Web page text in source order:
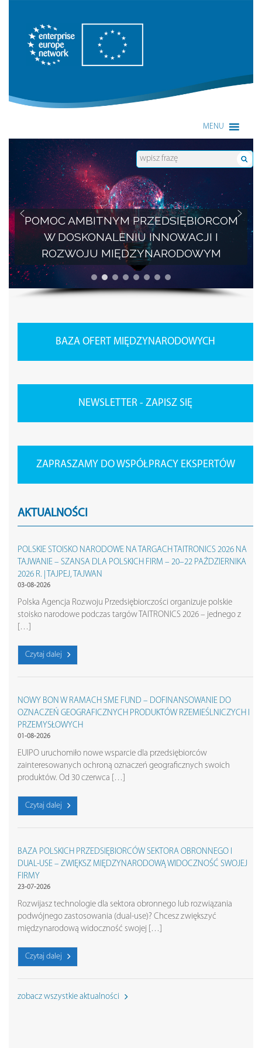
Enterprise Europe Network
MENU
POMOC AMBITNYM PRZEDSIĘBIORCOM
W DOSKONALENIU INNOWACJI I
ROZWOJU MIĘDZYNARODOWYM
BAZA OFERT MIĘDZYNARODOWYCH
NEWSLETTER - ZAPISZ SIĘ
ZAPRASZAMY DO WSPÓŁPRACY EKSPERTÓW
AKTUALNOŚCI
POLSKIE STOISKO NARODOWE NA TARGACH TAITRONICS 2026 NA
TAJWANIE – SZANSA DLA POLSKICH FIRM – 20–22 PAŹDZIERNIKA
2026 R. | TAJPEJ, TAJWAN
03-08-2026
Polska Agencja Rozwoju Przedsiębiorczości organizuje polskie
stoisko narodowe podczas targów TAITRONICS 2026 – jednego z
[…]
Czytaj dalej
NOWY BON W RAMACH SME FUND – DOFINANSOWANIE DO
OZNACZEŃ GEOGRAFICZNYCH PRODUKTÓW RZEMIEŚLNICZYCH I
PRZEMYSŁOWYCH
01-08-2026
EUIPO uruchomiło nowe wsparcie dla przedsiębiorców
zainteresowanych ochroną oznaczeń geograficznych swoich
produktów. Od 30 czerwca […]
Czytaj dalej
BAZA POLSKICH PRZEDSIĘBIORCÓW SEKTORA OBRONNEGO I
DUAL-USE – ZWIĘKSZ MIĘDZYNARODOWĄ WIDOCZNOŚĆ SWOJEJ
FIRMY
23-07-2026
Rozwijasz technologie dla sektora obronnego lub rozwiązania
podwójnego zastosowania (dual-use)? Chcesz zwiększyć
międzynarodową widoczność swojej […]
Czytaj dalej
zobacz wszystkie aktualności